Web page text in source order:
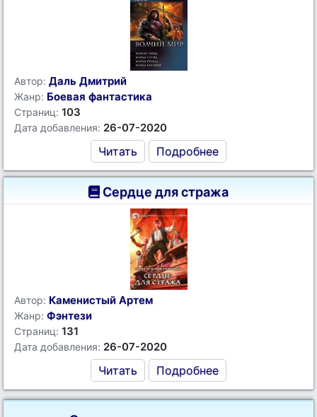
Автор: Даль Дмитрий
Жанр: Боевая фантастика
Страниц: 103
Дата добавления: 26-07-2020
Читать Подробнее
Сердце для стража
Автор: Каменистый Артем
Жанр: Фэнтези
Страниц: 131
Дата добавления: 26-07-2020
Читать Подробнее